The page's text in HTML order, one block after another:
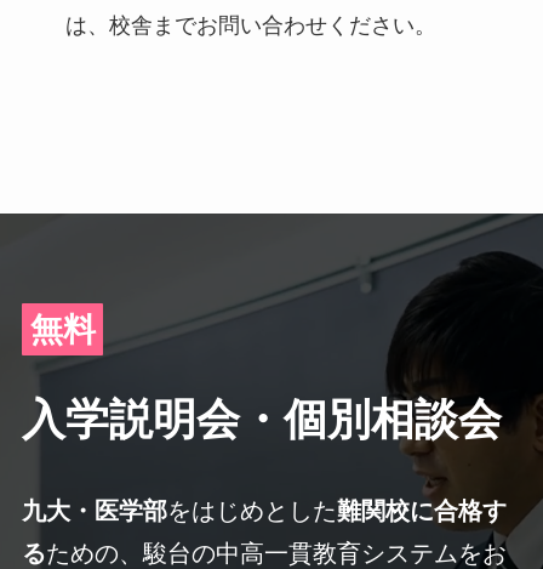
は、校舎までお問い合わせください。
無料
入学説明会・個別相談会
九大・医学部をはじめとした難関校に合格す
るための、駿台の中高一貫教育システムをお